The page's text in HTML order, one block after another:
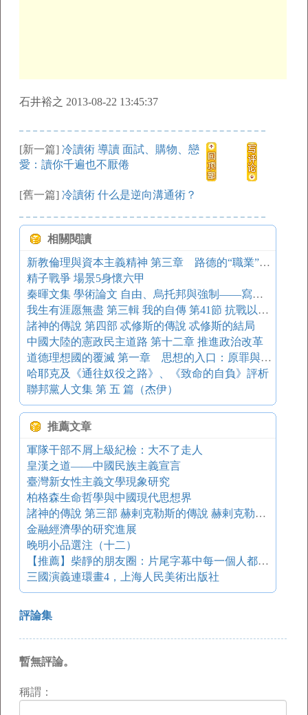
石井裕之 2013-08-22 13:45:37
[新一篇] 冷讀術 導讀 面試、購物、戀
愛：讀你千遍也不厭倦
[舊一篇] 冷讀術 什么是逆向溝通術？
相關閱讀
新教倫理與資本主義精神 第三章 路德的“職業”概念（本書的研究任務）
精子戰爭 場景5身懷六甲
秦暉文集 學術論文 自由、烏托邦與強制——寫在《共產黨宣言》150周年
我生有涯愿無盡 第三輯 我的自傳 第41節 抗戰以來自述（12）
諸神的傳說 第四部 忒修斯的傳說 忒修斯的結局
中國大陸的憲政民主道路 第十二章 推進政治改革
道德理想國的覆滅 第一章 思想的入口：原罪與贖罪 六、異化的外在層面——文化之異化
哈耶克及《通往奴役之路》、《致命的自負》評析
聯邦黨人文集 第 五 篇（杰伊）
推薦文章
軍隊干部不屑上級紀檢：大不了走人
皇漢之道——中國民族主義宣言
臺灣新女性主義文學現象研究
柏格森生命哲學與中國現代思想界
諸神的傳說 第三部 赫剌克勒斯的傳說 赫剌克勒斯和得伊阿尼拉
金融經濟學的研究進展
晚明小品選注（十二）
【推薦】柴靜的朋友圈：片尾字幕中每一個人都是隱藏的boss
三國演義連環畫4，上海人民美術出版社
評論集
暫無評論。
稱謂：